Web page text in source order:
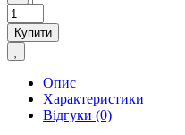
Купити
Опис
Характеристики
Відгуки (0)